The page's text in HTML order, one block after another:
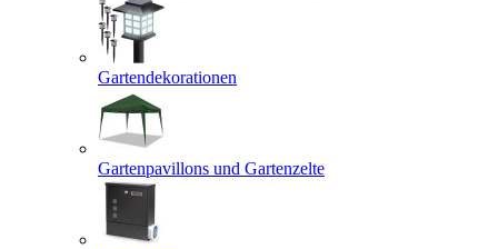
Gartendekorationen
Gartenpavillons und Gartenzelte